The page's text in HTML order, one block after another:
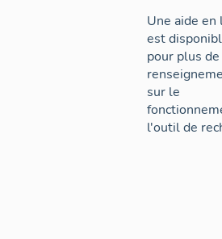
Une aide en
est
pour plus de
sur le
l'outil de